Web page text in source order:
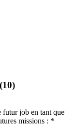
futur job en tant que
missions : *